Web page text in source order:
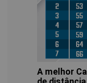
A melhor